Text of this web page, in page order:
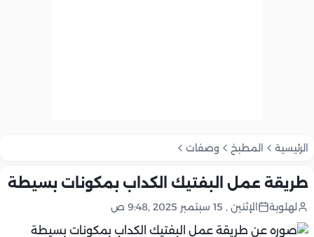
الرئيسية المطبخ وصفات
طريقة عمل البفتيك الكداب بمكونات بسيطة
لهلوبة الإثنين , 15 سبتمبر 2025 ,9:48 ص